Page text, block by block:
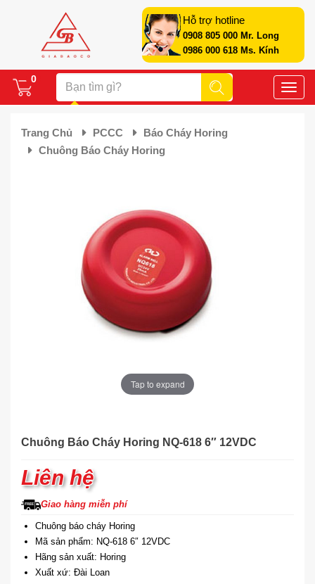
Hỗ trợ hotline
0908 805 000 Mr. Long
0986 000 618 Ms. Kính
Toggle
0
Trang Chủ PCCC
Báo Cháy Horing
Chuông Báo Cháy Horing
Tap to expand
Chuông Báo Cháy Horing NQ-618 6″ 12VDC
Liên hệ
Giao hàng miễn phí
Chuông báo cháy Horing
Mã sản phẩm: NQ-618 6″ 12VDC
Hãng sản xuất: Horing
Xuất xứ: Đài Loan